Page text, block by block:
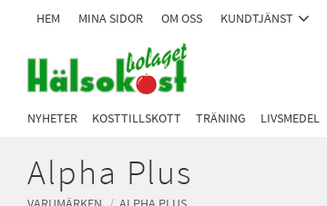
HEM MINA SIDOR OM OSS KUNDTJÄNST
NYHETER KOSTTILLSKOTT TRÄNING LIVSMEDEL
Alpha Plus